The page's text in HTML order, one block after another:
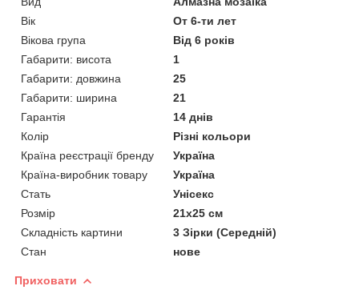
Вік
От 6-ти лет
Вікова група
Від 6 років
Габарити: висота
1
Габарити: довжина
25
Габарити: ширина
21
Гарантія
14 днів
Колір
Різні кольори
Країна реєстрації бренду
Україна
Країна-виробник товару
Україна
Стать
Унісекс
Розмір
21х25 см
Складність картини
3 Зірки (Середній)
Стан
нове
Приховати